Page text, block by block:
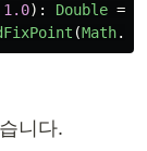
1.0): Double =
(Math.
니다.